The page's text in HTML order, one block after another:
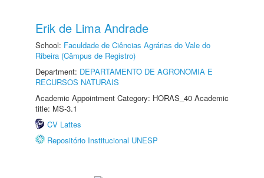
Erik de Lima Andrade
School: Faculdade de Ciências Agrárias do Vale do
Ribeira (Câmpus de Registro)
Department: DEPARTAMENTO DE AGRONOMIA E
RECURSOS NATURAIS
Academic Appointment Category: HORAS_40 Academic
title: MS-3.1
CV Lattes
Repositório Institucional UNESP